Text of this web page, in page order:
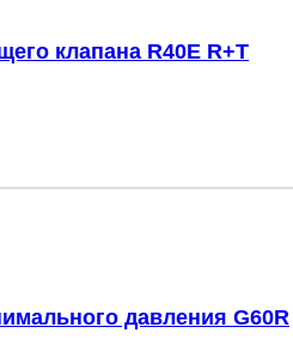
клапана R40E R+T
давления G60R